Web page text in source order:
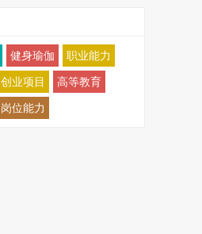
健身瑜伽 职业能力
创业项目 高等教育
岗位能力